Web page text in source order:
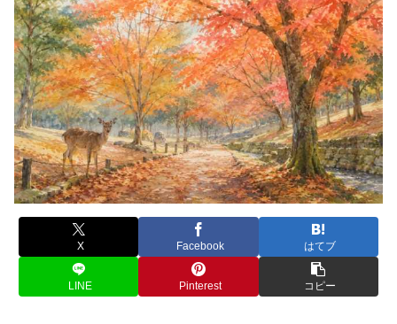
X Facebook はてブ
LINE Pinterest コピー